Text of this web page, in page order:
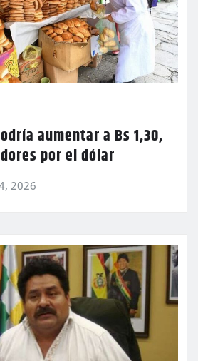
aumentar a Bs 1,30,
por el dólar
2026